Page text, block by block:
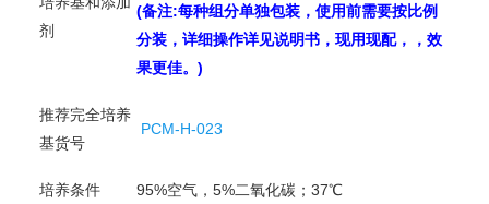
剂
(备注:每种组分单独包装，使用前需要按比例
分装，详细操作详见说明书，现用现配，，效
果更佳。)
推荐完全培养
基货号
PCM-H-023
培养条件 95%空气，5%二氧化碳；37℃